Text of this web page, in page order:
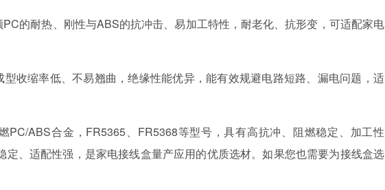
PC的耐热、刚性与ABS的抗冲击、易加工特性，耐老化、抗形变，可适配家电
收缩率低、不易翘曲，绝缘性能优异，能有效规避电路短路、漏电问题，适
PC/ABS合金， FR5365、 FR5368等型号，具有高抗冲、阻燃稳定、加工性
定、适配性强，是家电接线盒量产应用的优质选材。如果您也需要为接线盒选